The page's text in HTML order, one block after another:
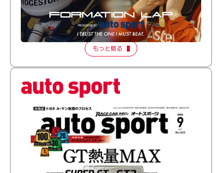
倒す相手を、信じてる。小林利徠斗 × 野村勇斗
【FORMATION LAP Produced by auto sport】
2026 Episode 2
もっと見る